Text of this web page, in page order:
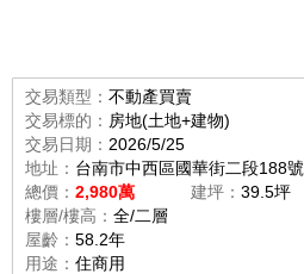
交易類型： 不動產買賣
交易標的： 房地(土地+建物)
交易日期： 2026/5/25
地址： 台南市中西區國華街二段188號
總價： 2,980萬 建坪： 39.5坪
樓層/樓高： 全/二層
屋齡： 58.2年
用途： 住商用